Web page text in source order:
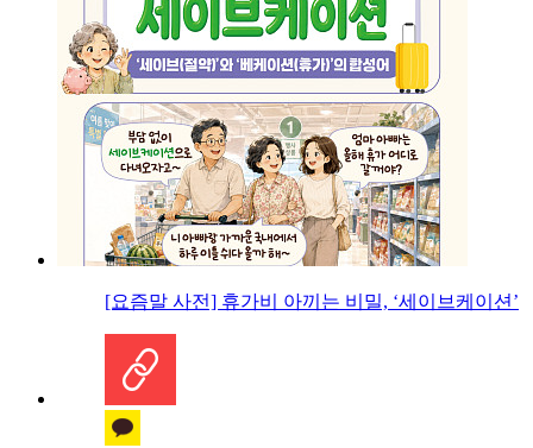
[요즘말 사전] 휴가비 아끼는 비밀, ‘세이브케이션’